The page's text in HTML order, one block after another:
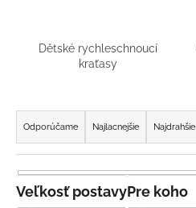
Dětské rychleschnoucí
kraťasy
R
a
d
e
n
Odporúčame Najlacnejšie Najdrahšie
Pre koho
Veľkosť postavy